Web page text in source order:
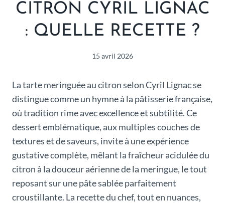
CITRON CYRIL LIGNAC
: QUELLE RECETTE ?
15 avril 2026
La tarte meringuée au citron selon Cyril Lignac se
distingue comme un hymne à la pâtisserie française,
où tradition rime avec excellence et subtilité. Ce
dessert emblématique, aux multiples couches de
textures et de saveurs, invite à une expérience
gustative complète, mêlant la fraîcheur acidulée du
citron à la douceur aérienne de la meringue, le tout
reposant sur une pâte sablée parfaitement
croustillante. La recette du chef, tout en nuances,